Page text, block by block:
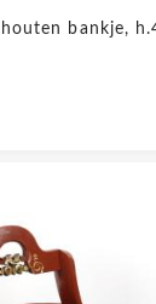
bankje,